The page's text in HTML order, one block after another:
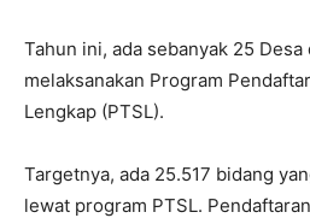
Tahun ini, ada sebanyak 25
melaksanakan Program
Lengkap (PTSL).
Targetnya, ada 25.517 bidang
lewat program PTSL.